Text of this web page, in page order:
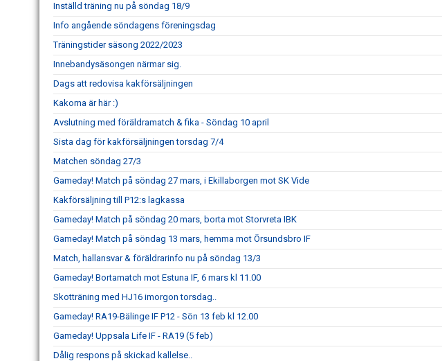
Inställd träning nu på söndag 18/9
Info angående söndagens föreningsdag
Träningstider säsong 2022/2023
Innebandysäsongen närmar sig.
Dags att redovisa kakförsäljningen
Kakorna är här :)
Avslutning med föräldramatch & fika - Söndag 10 april
Sista dag för kakförsäljningen torsdag 7/4
Matchen söndag 27/3
Gameday! Match på söndag 27 mars, i Ekillaborgen mot SK Vide
Kakförsäljning till P12:s lagkassa
Gameday! Match på söndag 20 mars, borta mot Storvreta IBK
Gameday! Match på söndag 13 mars, hemma mot Örsundsbro IF
Match, hallansvar & föräldrarinfo nu på söndag 13/3
Gameday! Bortamatch mot Estuna IF, 6 mars kl 11.00
Skotträning med HJ16 imorgon torsdag..
Gameday! RA19-Bälinge IF P12 - Sön 13 feb kl 12.00
Gameday! Uppsala Life IF - RA19 (5 feb)
Dålig respons på skickad kallelse..